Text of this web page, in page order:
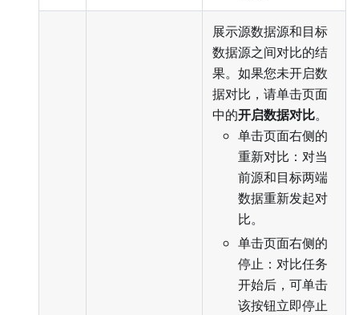
展示源数据源和目标
数据源之间对比的结
果。如果您未开启数
据对比，请单击页面
中的开启数据对比。
单击页面右侧的
重新对比：对当
前源和目标两端
数据重新发起对
比。
单击页面右侧的
停止：对比任务
开始后，可单击
该按钮立即停止